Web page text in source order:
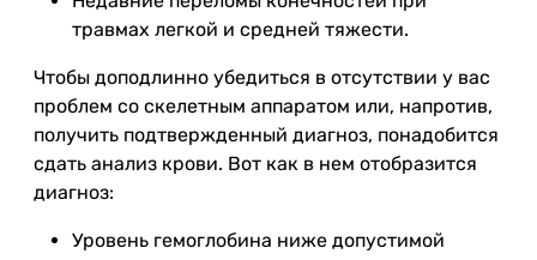
травмах легкой и средней тяжести.
Чтобы доподлинно убедиться в отсутствии у вас
проблем со скелетным аппаратом или, напротив,
получить подтвержденный диагноз, понадобится
сдать анализ крови. Вот как в нем отобразится
диагноз:
Уровень гемоглобина ниже допустимой